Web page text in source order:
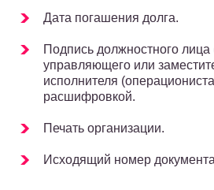
Дата погашения долга.
Подпись должностного лица
управляющего или
исполнителя
расшифровкой.
Печать организации.
Исходящий номер